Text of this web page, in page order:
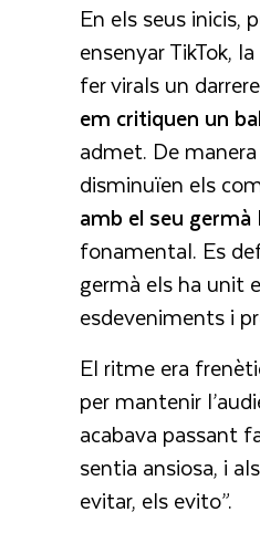
En els seus inicis,
ensenyar TikTok,
fer virals un
em critiquen un
admet. De
disminuïen els
amb el seu germà
fonamental. Es
germà els ha unit
esdeveniments i
El ritme era
per mantenir
acabava passant
sentia ansiosa, i
evitar, els evito”.